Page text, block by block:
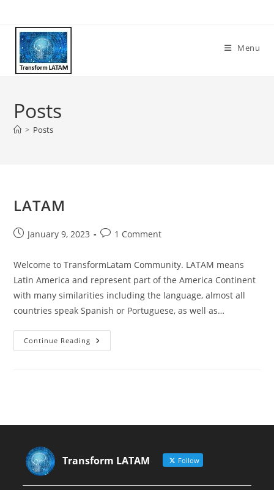
content
Menu
Posts
> Posts
LATAM
PostJanuary 9, 2023
Post1 Comment
Welcome to TransformLatam Community. LATAM means
Latin America and represent part of the America Continent
with many similarities including the language, almost all
countries speak Spanish or Portuguese, as well as…
Continue Reading LATAM
Transform LATAM Follow